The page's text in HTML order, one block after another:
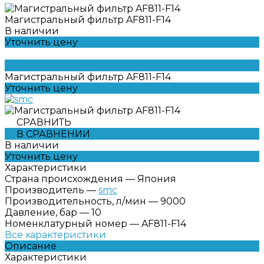
Магистральный фильтр AF811-F14
В наличии
Уточнить цену
Магистральный фильтр AF811-F14
Уточнить цену
СРАВНИТЬ
В СРАВНЕНИИ
В наличии
Уточнить цену
Характеристики
Страна происхождения — Япония
Производитель — smc
Производительность, л/мин — 9000
Давление, бар — 10
Номенклатурный номер — AF811-F14
Все характеристики
Описание
Характеристики